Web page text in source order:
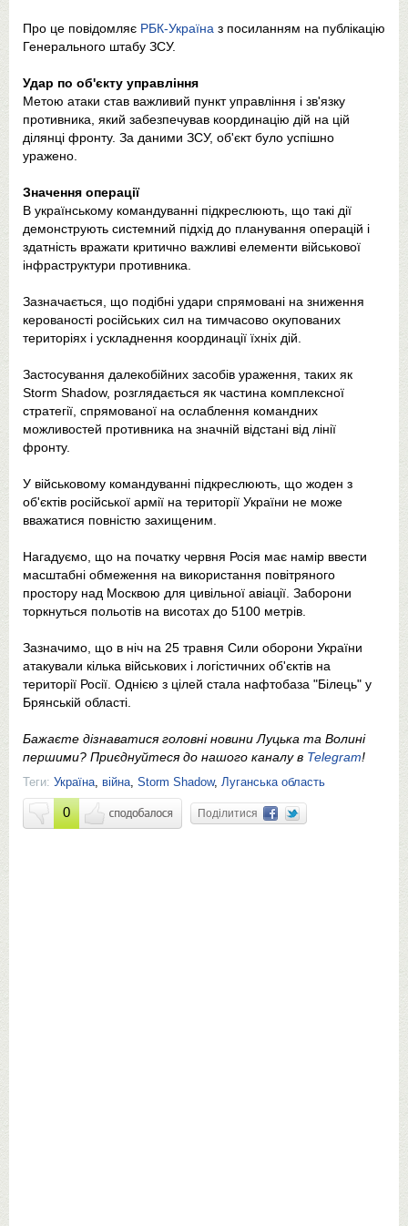
Про це повідомляє РБК-Україна з посиланням на публікацію
Генерального штабу ЗСУ.
Удар по об'єкту управління
Метою атаки став важливий пункт управління і зв'язку
противника, який забезпечував координацію дій на цій
ділянці фронту. За даними ЗСУ, об'єкт було успішно
уражено.
Значення операції
В українському командуванні підкреслюють, що такі дії
демонструють системний підхід до планування операцій і
здатність вражати критично важливі елементи військової
інфраструктури противника.
Зазначається, що подібні удари спрямовані на зниження
керованості російських сил на тимчасово окупованих
територіях і ускладнення координації їхніх дій.
Застосування далекобійних засобів ураження, таких як
Storm Shadow, розглядається як частина комплексної
стратегії, спрямованої на ослаблення командних
можливостей противника на значній відстані від лінії
фронту.
У військовому командуванні підкреслюють, що жоден з
об'єктів російської армії на території України не може
вважатися повністю захищеним.
Нагадуємо, що на початку червня Росія має намір ввести
масштабні обмеження на використання повітряного
простору над Москвою для цивільної авіації. Заборони
торкнуться польотів на висотах до 5100 метрів.
Зазначимо, що в ніч на 25 травня Сили оборони України
атакували кілька військових і логістичних об'єктів на
території Росії. Однією з цілей стала нафтобаза "Білець" у
Брянській області.
Бажаєте дізнаватися головні новини Луцька та Волині
першими? Приєднуйтеся до нашого каналу в Telegram!
Теги: Україна війна Storm Shadow, Луганська область
0 Поділитися